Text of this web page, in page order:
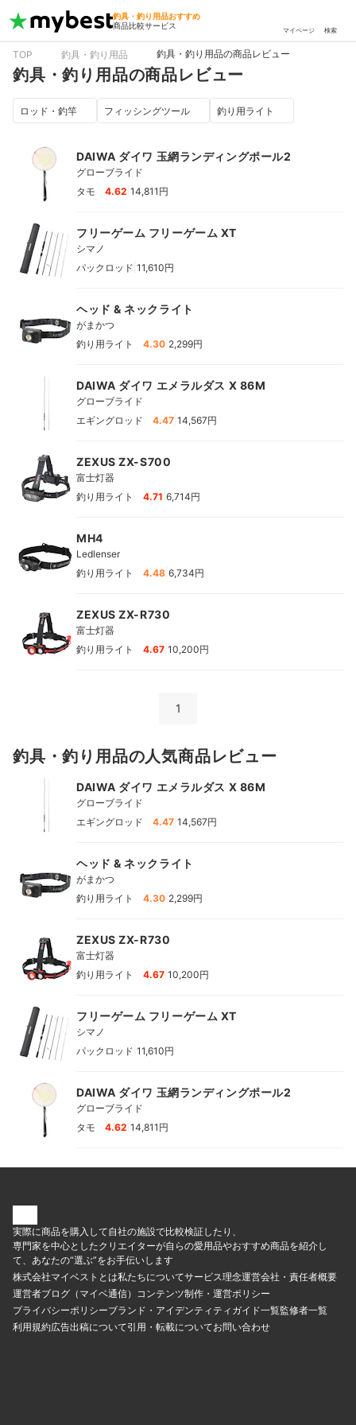
釣具・釣り用品おすすめ
商品比較サービス
マイページ 検索
TOP 釣具・釣り用品 釣具・釣り用品の商品レビュー
釣具・釣り用品の商品レビュー
ロッド・釣竿 フィッシングツール 釣り用ライト
DAIWA ダイワ 玉網ランディングポール2
グローブライド
タモ
4.62 14,811円
フリーゲーム フリーゲーム XT
シマノ
パックロッド 11,610円
ヘッド & ネックライト
がまかつ
釣り用ライト
4.30 2,299円
DAIWA ダイワ エメラルダス X 86M
グローブライド
エギングロッド
4.47 14,567円
ZEXUS ZX-S700
富士灯器
釣り用ライト
4.71 6,714円
MH4
Ledlenser
釣り用ライト
4.48 6,734円
ZEXUS ZX-R730
富士灯器
釣り用ライト
4.67 10,200円
1
釣具・釣り用品の人気商品レビュー
DAIWA ダイワ エメラルダス X 86M
グローブライド
エギングロッド
4.47 14,567円
ヘッド & ネックライト
がまかつ
釣り用ライト
4.30 2,299円
ZEXUS ZX-R730
富士灯器
釣り用ライト
4.67 10,200円
フリーゲーム フリーゲーム XT
シマノ
パックロッド 11,610円
DAIWA ダイワ 玉網ランディングポール2
グローブライド
タモ
4.62 14,811円
実際に商品を購入して自社の施設で比較検証したり、
専門家を中心としたクリエイターが自らの愛用品やおすすめ商品を紹介し
て、あなたの“選ぶ”をお手伝いします
株式会社マイベストとは私たちについてサービス理念運営会社・責任者概要
運営者ブログ（マイベ通信） コンテンツ制作・運営ポリシー
プライバシーポリシーブランド・アイデンティティ ガイド一覧監修者一覧
利用規約広告出稿について引用・転載についてお問い合わせ